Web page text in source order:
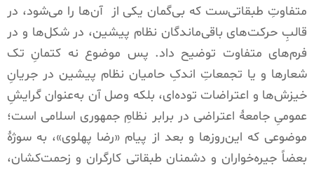
متفاوتِ طبقاتی‌ست که بی‌گمان یکی از آن‌ها را می‌شود، در
قالبِ حرکت‌های باقی‌ماندگان نظام پیشین، در شکل‌ها و در
فرم‌های متفاوت توضیح داد. پس موضوع نه کتمانِ تک
شعارها و یا تجمعاتِ اندکِ حامیان نظام پیشین در جریانِ
خیزش‌ها و اعتراضات توده‌ای، بلکه وصل آن به‌عنوان گرایشِ
عمومیِ جامعۀ اعتراضی در برابر نظامِ جمهوری اسلامی است؛
موضوعی که این‌روزها و بعد از پیام «رضا پهلوی»، به سوژۀ
بعضاً جیره‌خواران و دشمنان طبقاتی کارگران و زحمت‌کشان،